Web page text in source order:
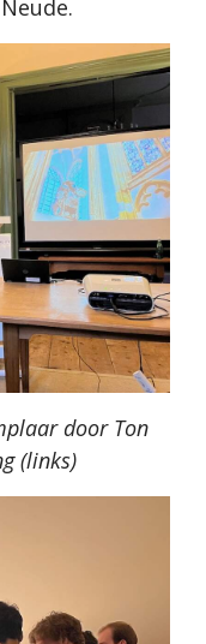
door Ton
(links)